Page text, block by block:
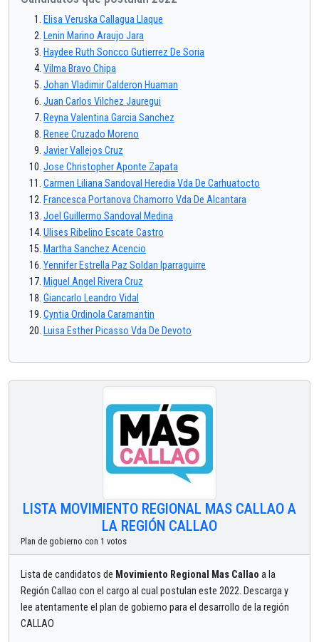
Elisa Veruska Callagua Llaque
Lenin Marino Araujo Jara
Haydee Ruth Soncco Gutierrez De Soria
Vilma Bravo Chipa
Johan Vladimir Calderon Huaman
Juan Carlos Vilchez Jauregui
Reyna Valentina Garcia Sanchez
Renee Cruzado Moreno
Javier Vallejos Cruz
Jose Christopher Aponte Zapata
Carmen Liliana Sandoval Heredia Vda De Carhuatocto
Francesca Portanova Chamorro Vda De Alcantara
Joel Guillermo Sandoval Medina
Ulises Ribelino Escate Castro
Martha Sanchez Acencio
Yennifer Estrella Paz Soldan Iparraguirre
Miguel Angel Rivera Cruz
Giancarlo Leandro Vidal
Cyntia Ordinola Caramantin
Luisa Esther Picasso Vda De Devoto
LISTA MOVIMIENTO REGIONAL MAS CALLAO A
LA REGIÓN CALLAO
Plan de gobierno con 1 votos
Lista de candidatos de Movimiento Regional Mas Callao a la
Región Callao con el cargo al cual postulan este 2022. Descarga y
lee atentamente el plan de gobierno para el desarrollo de la región
CALLAO